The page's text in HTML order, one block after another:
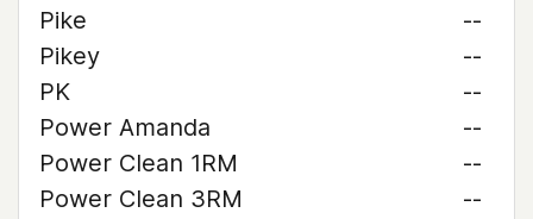
Pike
--
Pikey
--
PK
--
Power Amanda
--
Power Clean 1RM
--
Power Clean 3RM
--